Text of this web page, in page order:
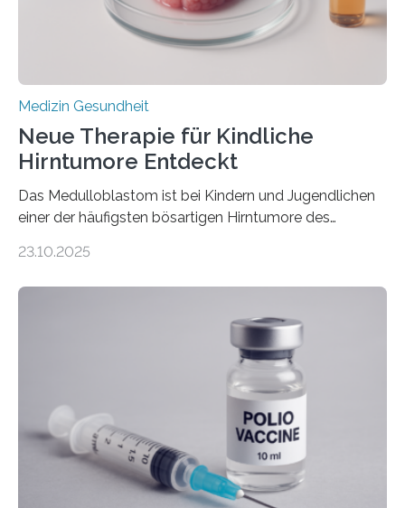
sich die linke Herzkammer verdickt, der Herzmuskel zu
stark kontrahiert…
Medizin Gesundheit
Neue Therapie für Kindliche
Hirntumore Entdeckt
Das Medulloblastom ist bei Kindern und Jugendlichen
einer der häufigsten bösartigen Hirntumore des
Betroffenen können mit heutigen Methoden geheilt
Dringend benötigt werden zielgerichtete Therapien, die
nur Tumorschwachstellen angreifen und normales
Gewebe verschonen. Forschende um Daniel Merk vom
Hertie-Institut für klinische Hirnforschung am
Universitätsklinikum Tübingen haben eine solche
Schwachstelle im Erbgut einer Untergruppe des
Medulloblastoms gefunden. Die Wilhelm Sander-
Stiftung unterstützte das Projekt…
23.10.2025